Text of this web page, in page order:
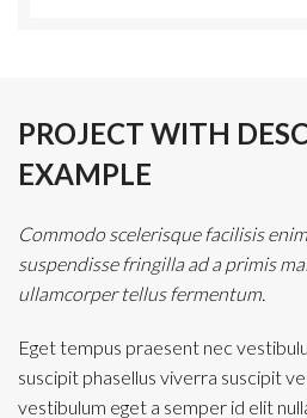
PROJECT WITH
EXAMPLE
Commodo scelerisque facilisis
suspendisse fringilla ad a primis
ullamcorper tellus fermentum.
Eget tempus praesent nec
suscipit phasellus viverra suscipit
vestibulum eget a semper id elit